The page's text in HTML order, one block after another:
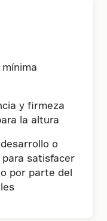
y firmeza
la altura
o
satisfacer
por parte del